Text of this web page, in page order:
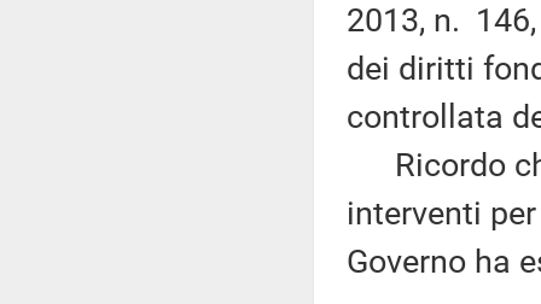
2013, n.
dei diritti
controllata
Ricordo
interventi
Governo ha